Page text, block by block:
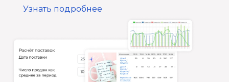
Узнать подробнее